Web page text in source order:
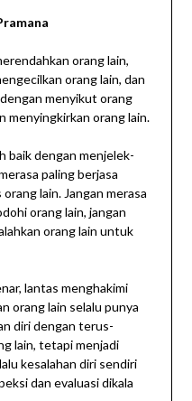
orang lain,
orang lain, dan
menyikut orang
menyingkirkan orang lain.
baik dengan menjelek-
paling berjasa
lain. Jangan merasa
orang lain, jangan
orang lain untuk
lantas menghakimi
orang lain selalu punya
diri dengan terus-
lain, tetapi menjadi
kesalahan diri sendiri
dan evaluasi dikala